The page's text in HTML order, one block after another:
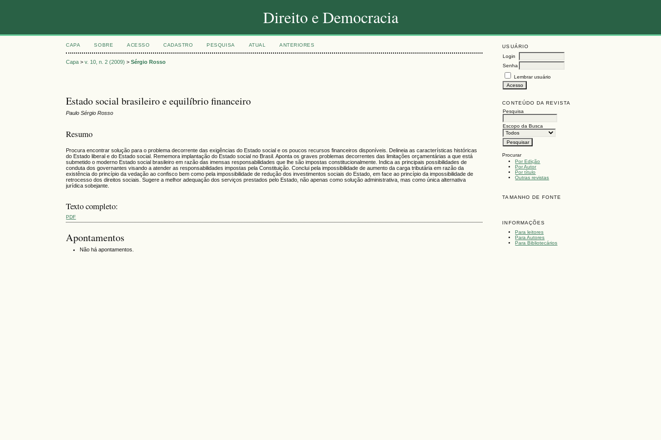
Direito e Democracia
USUÁRIO
Login
Senha
Lembrar usuário
CONTEÚDO DA REVISTA
Pesquisa
Escopo da Busca
Procurar
Por Edição
Por Autor
Por título
Outras revistas
TAMANHO DE FONTE
INFORMAÇÕES
Para leitores
Para Autores
Para Bibliotecários
CAPA SOBRE ACESSO CADASTRO PESQUISA ATUAL ANTERIORES
Capa >v. 10, n. 2 (2009) >Sérgio Rosso
Estado social brasileiro e equilíbrio financeiro
Paulo Sérgio Rosso
Resumo
Procura encontrar solução para o problema decorrente das exigências do Estado social e os poucos recursos financeiros disponíveis. Delineia as características históricas
do Estado liberal e do Estado social. Rememora implantação do Estado social no Brasil. Aponta os graves problemas decorrentes das limitações orçamentárias a que está
submetido o moderno Estado social brasileiro em razão das imensas responsabilidades que lhe são impostas constitucionalmente. Indica as principais possibilidades de
conduta dos governantes visando a atender as responsabilidades impostas pela Constituição. Conclui pela impossibilidade de aumento da carga tributária em razão da
existência do princípio da vedação ao confisco bem como pela impossibilidade de redução dos investimentos sociais do Estado, em face ao princípio da impossibilidade de
retrocesso dos direitos sociais. Sugere a melhor adequação dos serviços prestados pelo Estado, não apenas como solução administrativa, mas como única alternativa
jurídica sobejante.
Texto completo:
PDF
Apontamentos
Não há apontamentos.